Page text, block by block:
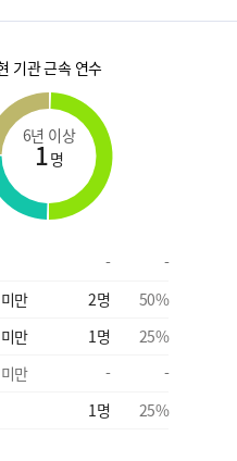
기관 근속 연수
6년 이상
1명
-
-
만
2명 50%
만
1 명 25%
만
-
-
1 명 25%